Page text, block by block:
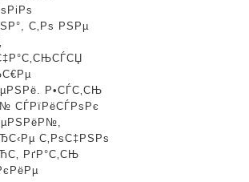
вЂ”
РїРѕР·РґРЅРѕ
С‚Рѕ РЅРµ
Р•СЃС‚СЊ
СЃРїРёСЃРѕРє
С‚РѕС‡РЅРѕ
РґР°С‚СЊ